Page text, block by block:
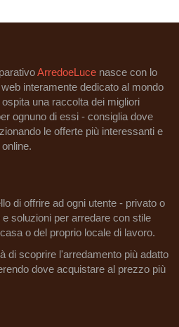
ArredoeLuce nasce con lo
interamente dedicato al mondo
una raccolta dei migliori
ognuno di essi - consiglia dove
le offerte più interessanti e
di offrire ad ogni utente - privato o
soluzioni per arredare con stile
o del proprio locale di lavoro.
di scoprire l'arredamento più adatto
dove acquistare al prezzo più